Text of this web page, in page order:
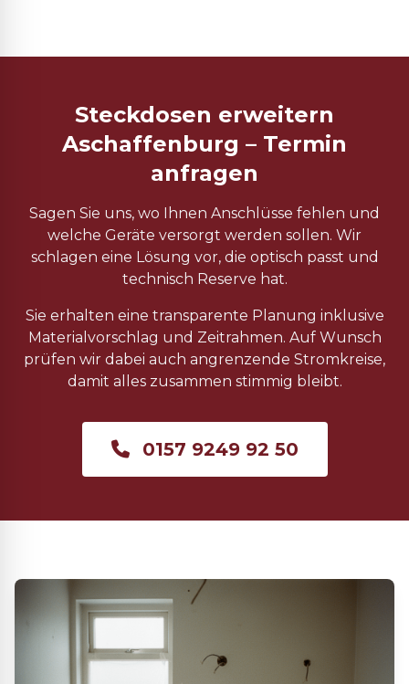
Steckdosen erweitern
Aschaffenburg – Termin
anfragen
Sagen Sie uns, wo Ihnen Anschlüsse fehlen und
welche Geräte versorgt werden sollen. Wir
schlagen eine Lösung vor, die optisch passt und
technisch Reserve hat.
Sie erhalten eine transparente Planung inklusive
Materialvorschlag und Zeitrahmen. Auf Wunsch
prüfen wir dabei auch angrenzende Stromkreise,
damit alles zusammen stimmig bleibt.
0157 9249 92 50